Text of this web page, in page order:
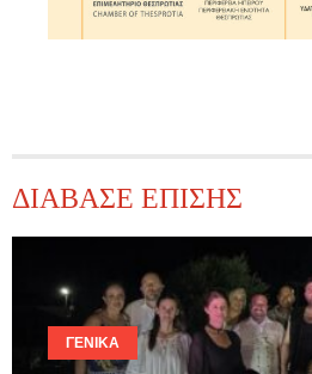
ΔΙΑΒΑΣΕ ΕΠΙΣΗΣ
ΓΕΝΙΚΆ